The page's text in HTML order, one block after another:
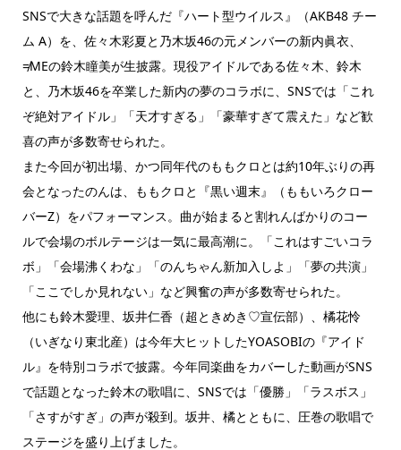
SNSで大きな話題を呼んだ『ハート型ウイルス』（AKB48 チー
ム A）を、佐々木彩夏と乃木坂46の元メンバーの新内眞衣、
≠MEの鈴木瞳美が生披露。現役アイドルである佐々木、鈴木
と、乃木坂46を卒業した新内の夢のコラボに、SNSでは「これ
ぞ絶対アイドル」「天才すぎる」「豪華すぎて震えた」など歓
喜の声が多数寄せられた。
また今回が初出場、かつ同年代のももクロとは約10年ぶりの再
会となったのんは、ももクロと『黒い週末』（ももいろクロー
バーZ）をパフォーマンス。曲が始まると割れんばかりのコー
ルで会場のボルテージは一気に最高潮に。「これはすごいコラ
ボ」「会場沸くわな」「のんちゃん新加入しよ」「夢の共演」
「ここでしか見れない」など興奮の声が多数寄せられた。
他にも鈴木愛理、坂井仁香（超ときめき♡宣伝部）、橘花怜
（いぎなり東北産）は今年大ヒットしたYOASOBIの『アイド
ル』を特別コラボで披露。今年同楽曲をカバーした動画がSNS
で話題となった鈴木の歌唱に、SNSでは「優勝」「ラスボス」
「さすがすぎ」の声が殺到。坂井、橘とともに、圧巻の歌唱で
ステージを盛り上げました。